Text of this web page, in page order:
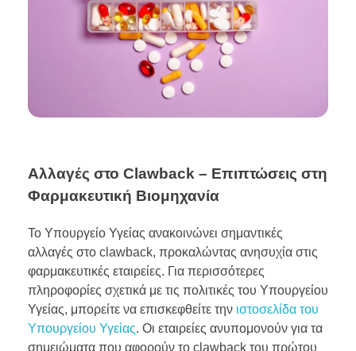
Αλλαγές στο Clawback – Επιπτώσεις στη
Φαρμακευτική Βιομηχανία
Το Υπουργείο Υγείας ανακοινώνει σημαντικές
αλλαγές στο clawback, προκαλώντας ανησυχία στις
φαρμακευτικές εταιρείες. Για περισσότερες
πληροφορίες σχετικά με τις πολιτικές του Υπουργείου
Υγείας, μπορείτε να επισκεφθείτε την ιστοσελίδα του
Υπουργείου Υγείας. Οι εταιρείες ανυπομονούν για τα
σημειώματα που αφορούν το clawback του πρώτου